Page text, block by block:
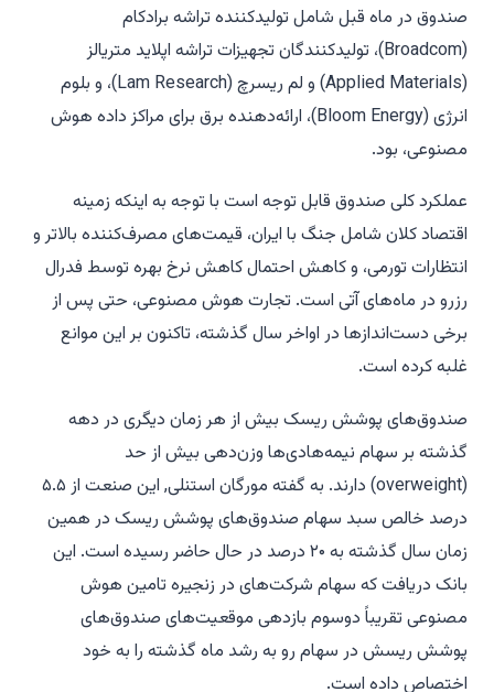
صندوق در ماه قبل شامل تولیدکننده تراشه برادکام
(Broadcom)
، تولیدکنندگان تجهیزات تراشه اپلاید متریالز
(Applied Materials)
و لم ریسرچ (Lam Research) ، و بلوم
انرژی (Bloom Energy)
، ارائه‌دهنده برق برای مراکز داده هوش
مصنوعی، بود.
عملکرد کلی صندوق قابل توجه است با توجه به اینکه زمینه
اقتصاد کلان شامل جنگ با ایران، قیمت‌های مصرف‌کننده بالاتر و
انتظارات تورمی، و کاهش احتمال کاهش نرخ بهره توسط فدرال
رزرو در ماه‌های آتی است. تجارت هوش مصنوعی، حتی پس از
برخی دست‌اندازها در اواخر سال گذشته، تاکنون بر این موانع
غلبه کرده است.
صندوق‌های پوشش ریسک بیش از هر زمان دیگری در دهه
گذشته بر سهام نیمه‌هادی‌ها وزن‌دهی بیش از حد
(overweight) دارند. به گفته مورگان استنلی, این صنعت از ۵.۵
درصد خالص سبد سهام صندوق‌های پوشش ریسک در همین
زمان سال گذشته به ۲۰ درصد در حال حاضر رسیده است. این
بانک دریافت که سهام شرکت‌های در زنجیره تامین هوش
مصنوعی تقریباً دوسوم بازدهی موقعیت‌های صندوق‌های
پوشش ریسش در سهام رو به رشد ماه گذشته را به خود
اختصاص داده است.